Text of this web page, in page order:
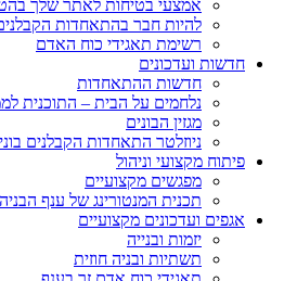
אמצעי בטיחות לאתר שלך
להיות חבר בהתאחדות
רשימת תאגידי כוח האדם
חדשות ועדכונים
חדשות ההתאחדות
נלחמים על הבית – התוכנית
מגזין הבונים
ניוזלטר התאחדות הקבלנים
פיתוח מקצועי וניהול
מפגשים מקצועיים
תכנית המנטורינג של ענף
אגפים ועדכונים מקצועיים
יזמות ובנייה
תשתיות ובניה חוזית